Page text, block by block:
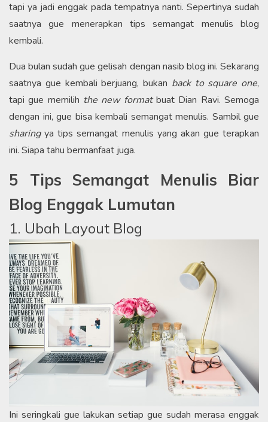
tapi ya jadi enggak pada tempatnya nanti. Sepertinya sudah
saatnya gue menerapkan tips semangat menulis blog
kembali.
Dua bulan sudah gue gelisah dengan nasib blog ini. Sekarang
saatnya gue kembali berjuang, bukan back to square one,
tapi gue memilih the new formatbuat Dian Ravi. Semoga
dengan ini, gue bisa kembali semangat menulis. Sambil gue
sharingya tips semangat menulis yang akan gue terapkan
ini. Siapa tahu bermanfaat juga.
5 Tips Semangat Menulis Biar
Blog Enggak Lumutan
1. Ubah Layout Blog
Ini seringkali gue lakukan setiap gue sudah merasa enggak